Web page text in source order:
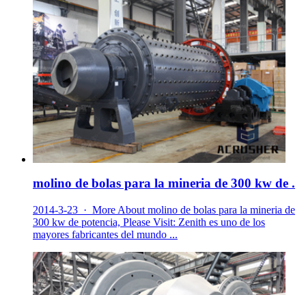
molino de bolas para la mineria de 300 kw de .
2014-3-23 · More About molino de bolas para la mineria de
300 kw de potencia, Please Visit: Zenith es uno de los
mayores fabricantes del mundo ...